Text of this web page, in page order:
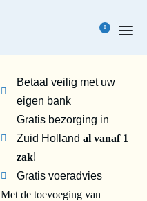
0
Met de toevoeging van
Betaal veilig met uw
eigen bank
Gratis bezorging in
Zuid Holland al vanaf 1
zak!
Gratis voeradvies